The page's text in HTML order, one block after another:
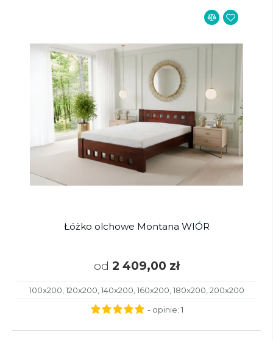
Łóżko olchowe Montana WIÓR
od 2 409,00 zł
100x200, 120x200, 140x200, 160x200, 180x200, 200x200
- opinie: 1